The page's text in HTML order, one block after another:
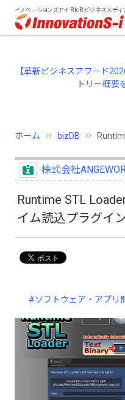
イノベーションズアイ BtoBビジネスメディ
【革新ビジネスアワード
トリー概要
ホーム bizDB
株式会社
Runtime STL
イム読込プラグイン
#ソフトウェア・アプリ